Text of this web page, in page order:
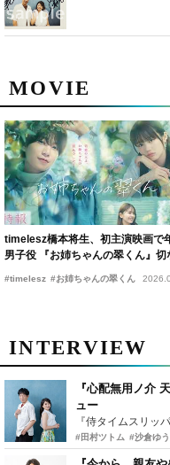
MOVIE
timelesz橋本将生、初主演映画で
男子役 『お姉ちゃんの翠くん』切
#timelesz #お姉ちゃんの翠くん
INTERVIEW
『心配無用ノ介
ュー
#田村ツトム #沙倉ゆ